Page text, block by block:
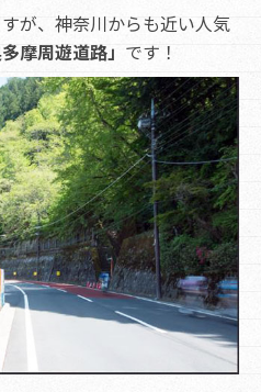
が、神奈川からも近い人気
多摩周遊道路」 です！